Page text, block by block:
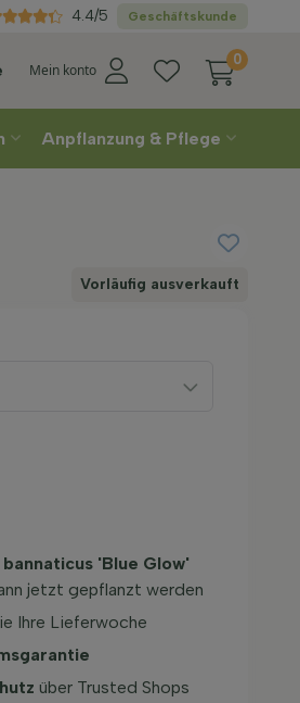
Direktaus der Gärtnerei
Geschäftskunde
4.4/5
Mein konto
0
Anpflanzung & Pflege
Vorläufig ausverkauft
bannaticus 'Blue Glow'
jetzt gepflanzt werden
Ihre Lieferwoche
über Trusted Shops